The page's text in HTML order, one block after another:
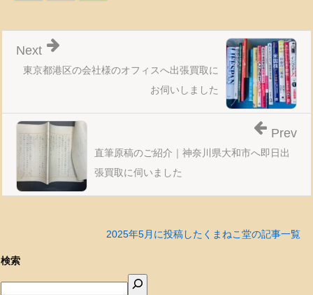
東京都港区の会社様のオフィスへ出張買取に
お伺いしました
Next
直筆原稿のご紹介｜神奈川県大和市へ即日出
張買取に伺いました
Prev
2025年5月に投稿したくまねこ堂の記事一覧
検索